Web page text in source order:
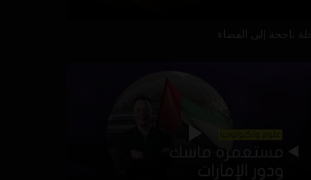
ناجحة إلى الفضاء